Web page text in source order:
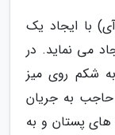
با ایجاد یک
می نماید. در
به شکم روی میز
حاجب به جریان
پستان و به